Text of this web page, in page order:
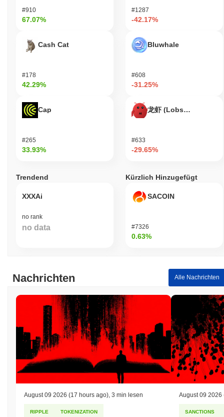
#910
67.07%
Cash Cat
#178
42.29%
Cap
#265
33.93%
#1287
-42.17%
Bluwhale
#608
-31.25%
龙虾 (Lobster)
#633
-29.65%
Trendend
XXXAi
no rank
no data
Kürzlich Hinzugefügt
SACOIN
#7326
0.63%
Nachrichten Alle Nachrichten
August 09 2026 (17 hours ago) 3 min lesen
RIPPLE TOKENIZATION
August 09 2026
SANCTIONS